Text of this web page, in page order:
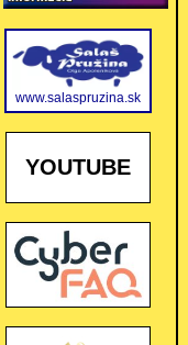
www.salaspruzina.sk
YOUTUBE